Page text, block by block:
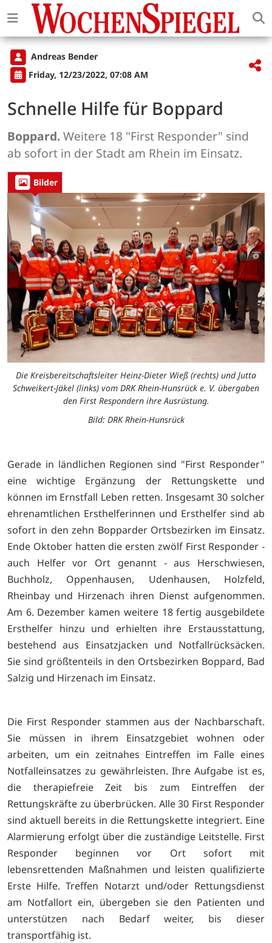
Andreas Bender
Friday, 12/23/2022, 07:08 AM
Schnelle Hilfe für Boppard
Boppard.Weitere 18 "First Responder" sind
ab sofort in der Stadt am Rhein im Einsatz.
Bilder
Die Kreisbereitschaftsleiter Heinz-Dieter Wieß (rechts) und Jutta
Schweikert-Jäkel (links) vom DRK Rhein-Hunsrück e. V. übergaben
den First Respondern ihre Ausrüstung.
Bild: DRK Rhein-Hunsrück
Gerade in ländlichen Regionen sind "First Responder"
eine wichtige Ergänzung der Rettungskette und
können im Ernstfall Leben retten. Insgesamt 30 solcher
ehrenamtlichen Ersthelferinnen und Ersthelfer sind ab
sofort in den zehn Bopparder Ortsbezirken im Einsatz.
Ende Oktober hatten die ersten zwölf First Responder -
auch Helfer vor Ort genannt - aus Herschwiesen,
Buchholz, Oppenhausen, Udenhausen, Holzfeld,
Rheinbay und Hirzenach ihren Dienst aufgenommen.
Am 6. Dezember kamen weitere 18 fertig ausgebildete
Ersthelfer hinzu und erhielten ihre Erstausstattung,
bestehend aus Einsatzjacken und Notfallrücksäcken.
Sie sind größtenteils in den Ortsbezirken Boppard, Bad
Salzig und Hirzenach im Einsatz.
Die First Responder stammen aus der Nachbarschaft.
Sie müssen in ihrem Einsatzgebiet wohnen oder
arbeiten, um ein zeitnahes Eintreffen im Falle eines
Notfalleinsatzes zu gewährleisten. Ihre Aufgabe ist es,
die therapiefreie Zeit bis zum Eintreffen der
Rettungskräfte zu überbrücken. Alle 30 First Responder
sind aktuell bereits in die Rettungskette integriert. Eine
Alarmierung erfolgt über die zuständige Leitstelle. First
Responder beginnen vor Ort sofort mit
lebensrettenden Maßnahmen und leisten qualifizierte
Erste Hilfe. Treffen Notarzt und/oder Rettungsdienst
am Notfallort ein, übergeben sie den Patienten und
unterstützen nach Bedarf weiter, bis dieser
transportfähig ist.